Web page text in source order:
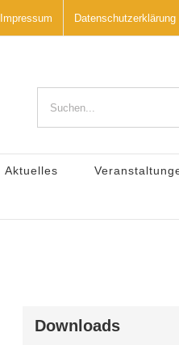
Impressum Datenschutzerklärung
nach:
Aktuelles
Downloads